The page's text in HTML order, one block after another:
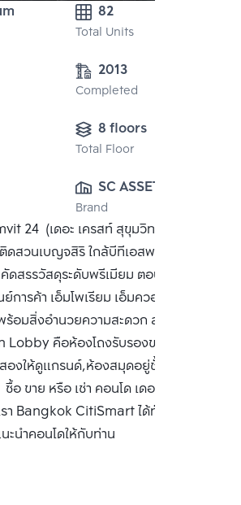
82
Total Units
2013
Completed
8 floors
Total Floor
SC ASSET
CORPORATION
PUBLIC CO.,
LTD.
Brand
24 (เดอะ เครสท์ สุขุมวิท 24) คอนโด
ดสวนเบญจสิริ ใกล้บีทีเอสพร้อมพงษ์ ฟัง
สรรวัสดุระดับพรีเมียม ตอบรับไลฟ์สไตล์
ารค้า เอ็มโพเรียม เอ็มควอร์เธียร์ และ
อมสิ่งอำนวยความสะดวก สระว่าย
คือห้องโถงรับรองขนาดใหญ่เปิด
องให้ดูแกรนด์,ห้องสมุดอยู่ชั้น ,ฟิตเนต,
ขาย หรือ เช่า คอนโด เดอะ เครสท์
Bangkok CitiSmart ได้ทันที เพื่อให้ผู้
ะนำคอนโดให้กับท่าน